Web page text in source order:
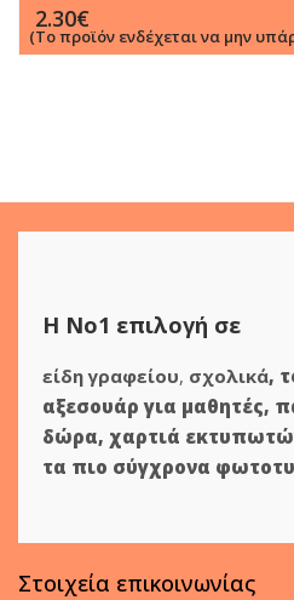
2.30€
(Το προϊόν ενδέχεται να μην
Η Νο1 επιλογή σε
είδη γραφείου, σχολικά,
αξεσουάρ για μαθητές,
δώρα, χαρτιά
τα πιο σύγχρονα
Στοιχεία επικοινωνίας